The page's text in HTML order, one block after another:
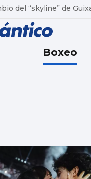
content
del “skyline” de
Boxeo